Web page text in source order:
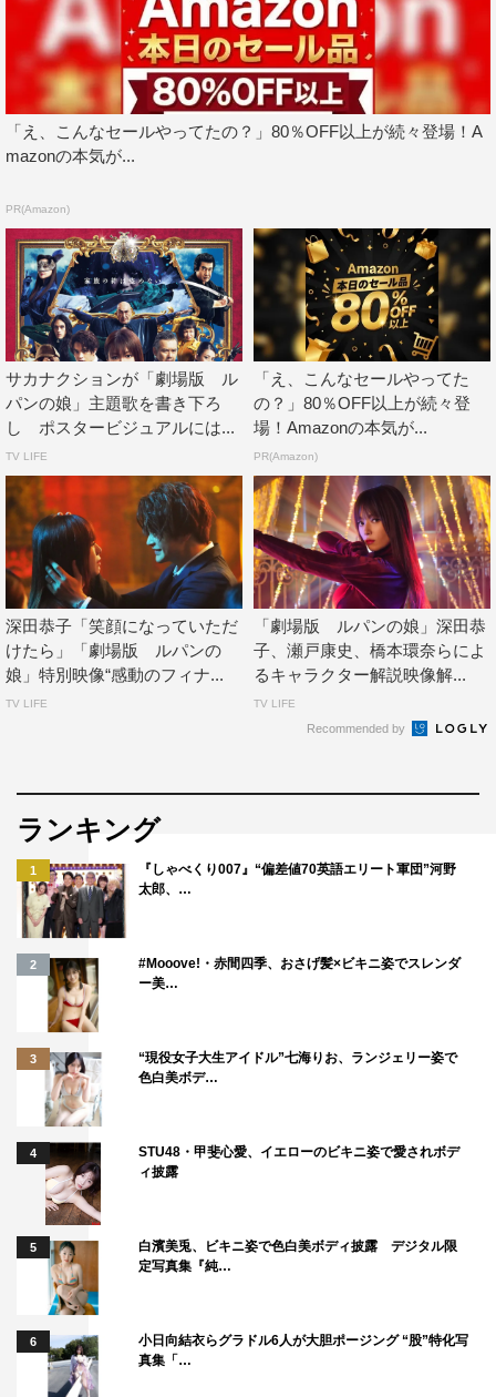
に、目の前の何かに驚く華、和馬、杏の家族ショットも。
周囲の人々からも、異国の雰囲気が感じ取れるカットとな
っており、海外での壮大な物語に期待が高まる。
「劇場版 ルパンの娘」
2021年10月15日（金）全国ロードショー
出演：深田恭子、瀬戸康史、橋本環奈、小沢真珠、栗原
類、どんぐり（竹原芳子）、観月ありさ、市村正親、藤岡
弘、、大貫勇輔、小畑乃々、太田莉菜、マルシア、信太昌
之、我修院達也、麿赤兒、渡部篤郎
監督：武内英樹
公式HP：https://lupin-no-musume-movie.com/
公式Twitter：@lupin_no_musume
公式Instagram：lupin_no_musume
この記事の写真
©横関大/講談社 ©2021「劇場版 ルパンの娘」製作委員会
どんぐり マルシア
小沢真珠
橋本環奈
「え、こんなセールやってたの？」80％OFF以上が続々登場！A
mazonの本気が...
PR(Amazon)
サカナクションが「劇場版 ル
パンの娘」主題歌を書き下ろ
し ポスタービジュアルには...
TV LIFE
「え、こんなセールやってた
の？」80％OFF以上が続々登
場！Amazonの本気が...
PR(Amazon)
深田恭子「笑顔になっていただ
けたら」「劇場版 ルパンの
娘」特別映像“感動のフィナ...
TV LIFE
「劇場版 ルパンの娘」深田恭
子、瀬戸康史、橋本環奈らによ
るキャラクター解説映像解...
TV LIFE
Recommended by
ランキング
1
『しゃべくり007』“偏差値70英語エリート軍団”河野
太郎、…
2
#Mooove!・赤間四季、おさげ髪×ビキニ姿でスレンダ
ー美…
3
“現役女子大生アイドル”七海りお、ランジェリー姿で
色白美ボデ…
4
STU48・甲斐心愛、イエローのビキニ姿で愛されボデ
ィ披露
5
白濱美兎、ビキニ姿で色白美ボディ披露 デジタル限
定写真集『純…
6
小日向結衣らグラドル6人が大胆ポージング “股”特化写
真集「…